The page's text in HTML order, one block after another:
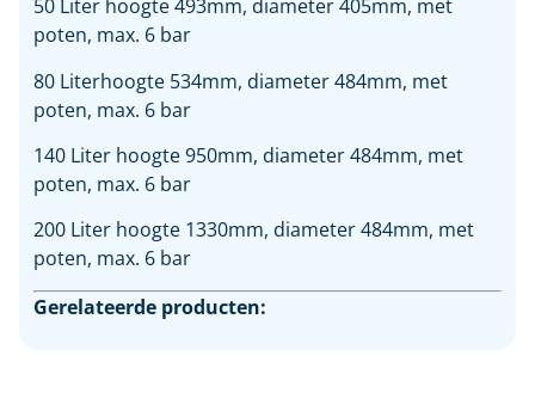
50 Liter hoogte 493mm, diameter 405mm, met
poten, max. 6 bar
80 Literhoogte 534mm, diameter 484mm, met
poten, max. 6 bar
140 Liter hoogte 950mm, diameter 484mm, met
poten, max. 6 bar
200 Liter hoogte 1330mm, diameter 484mm, met
poten, max. 6 bar
Gerelateerde producten: